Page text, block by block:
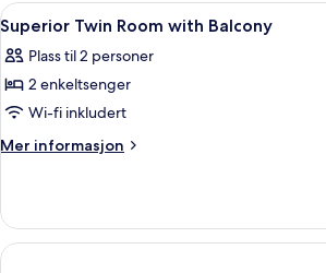
Åpne
alle
bildene
av
Superior
Twin
Balcony
Sengetøy
10
Superior Twin Room with Balcony
Plass til 2 personer
2 enkeltsenger
Wi-fi inkludert
Mer informasjon
Mer
Twin
Room
with